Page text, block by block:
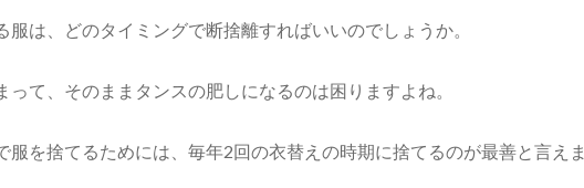
服は、どのタイミングで断捨離すればいいのでしょうか。
って、そのままタンスの肥しになるのは困りますよね。
服を捨てるためには、毎年2回の衣替えの時期に捨てるのが最善と言えま